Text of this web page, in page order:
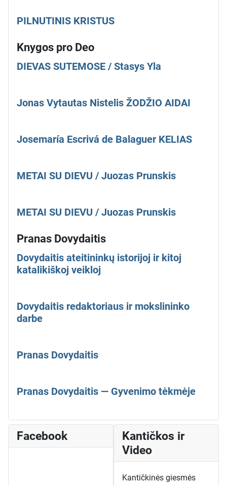
PILNUTINIS KRISTUS
Knygos pro Deo
DIEVAS SUTEMOSE / Stasys Yla
Jonas Vytautas Nistelis ŽODŽIO AIDAI
Josemaría Escrivá de Balaguer KELIAS
METAI SU DIEVU / Juozas Prunskis
METAI SU DIEVU / Juozas Prunskis
Pranas Dovydaitis
Dovydaitis ateitininkų istorijoj ir kitoj
katalikiškoj veikloj
Dovydaitis redaktoriaus ir mokslininko
darbe
Pranas Dovydaitis
Pranas Dovydaitis — Gyvenimo tėkmėje
Facebook
Kantičkos ir
Video
Kantičkinės giesmės